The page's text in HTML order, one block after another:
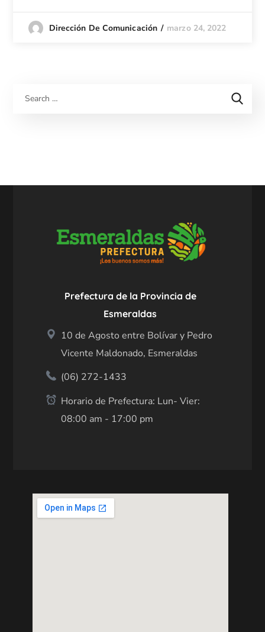
Dirección De Comunicación marzo 24, 2022
Prefectura de la Provincia de
Esmeraldas
10 de Agosto entre Bolívar y Pedro
Vicente Maldonado, Esmeraldas
(06) 272-1433
Horario de Prefectura: Lun- Vier:
08:00 am - 17:00 pm